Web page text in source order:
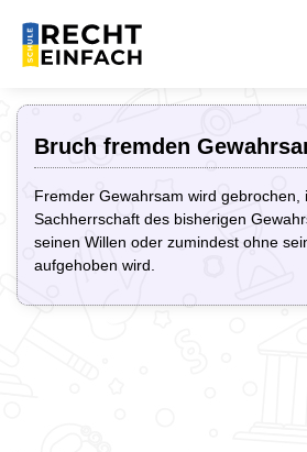
Bruch fremden
Fremder Gewahrsam wird gebrochen,
Sachherrschaft des bisherigen
seinen Willen oder zumindest ohne
aufgehoben wird.